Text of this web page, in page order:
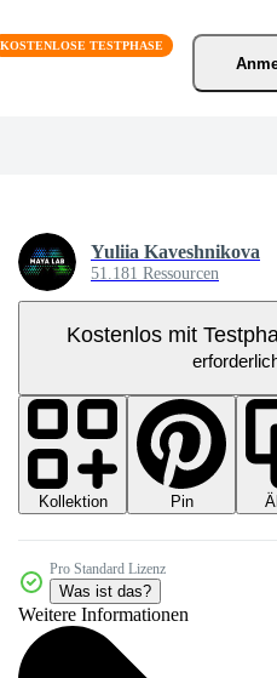
Yuliia Kaveshnikova
51.181 Ressourcen
Kostenlos mit
Kollektion Pin
Pro Standard Lizenz
Was ist das?
Weitere Informationen